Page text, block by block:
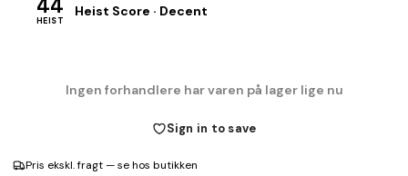
44
HEIST
Heist Score · Decent
Ingen forhandlere har varen på lager lige nu
Sign in to save
Pris ekskl. fragt — se hos butikken